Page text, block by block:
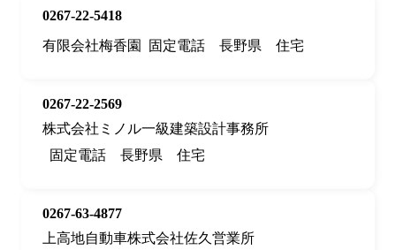
0267-22-5418
有限会社梅香園
固定電話 長野県 住宅
0267-22-2569
株式会社ミノル一級建築設計事務所
固定電話
長野県 住宅
0267-63-4877
上高地自動車株式会社佐久営業所